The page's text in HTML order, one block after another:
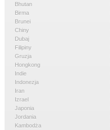
Bhutan
Birma
Brunei
Chiny
Dubaj
Filipiny
Gruzja
Hongkong
Indie
Indonezja
Iran
Izrael
Japonia
Jordania
Kambodża